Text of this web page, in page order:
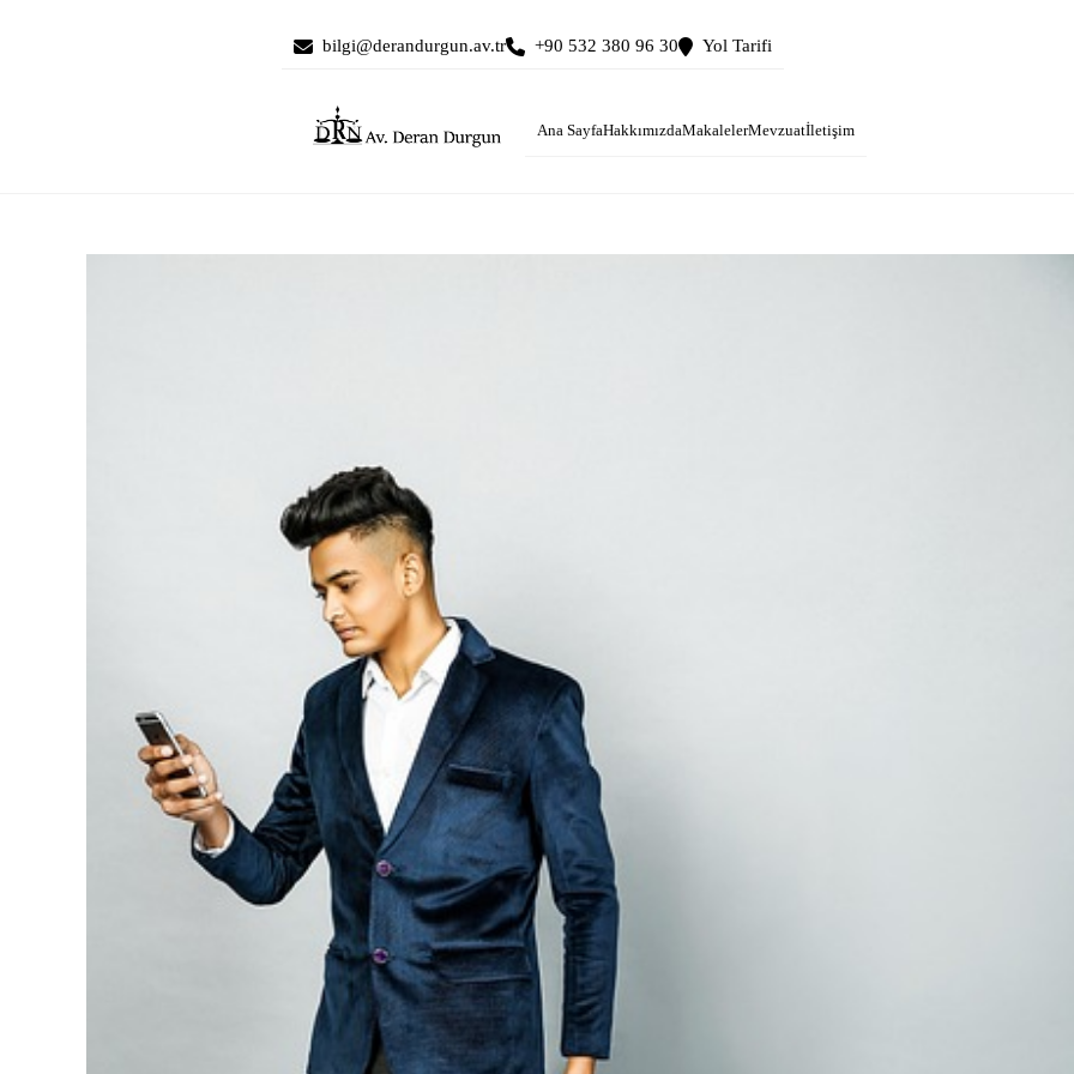
bilgi@derandurgun.av.tr +90 532 380 96 30 Yol Tarifi
Ana SayfaHakkımızdaMakalelerMevzuatİletişim